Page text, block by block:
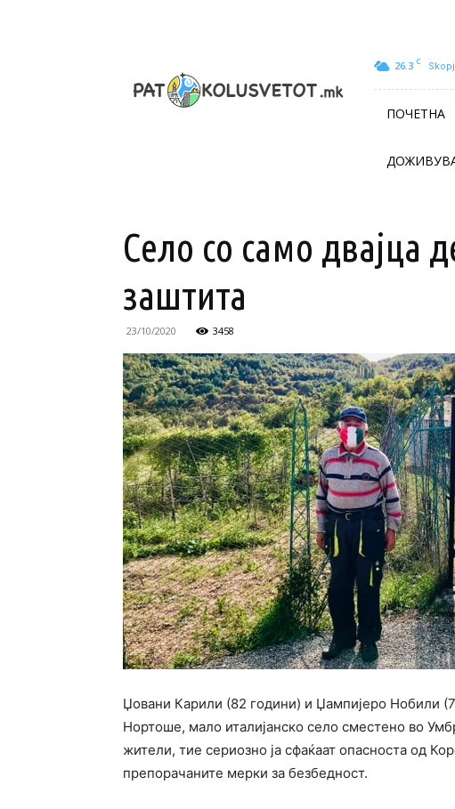
26.3 C
ПОЧЕТНА
Село со само двајца
заштита
23/10/2020 3458
Џовани Карили (82 години) и Џампијеро Нобили
Нортоше, мало италијанско селo сместено во
жители, тие сериозно ја сфаќаат опасноста од
препорачаните мерки за безбедност.